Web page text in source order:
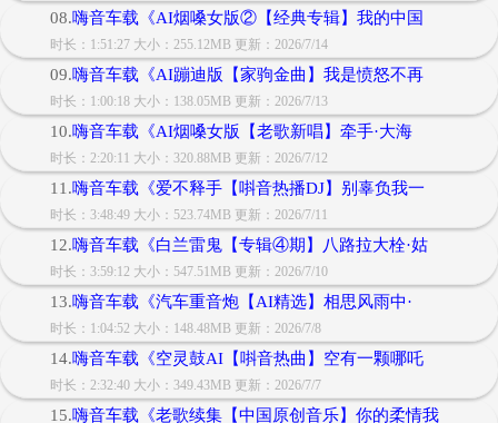
08.嗨音车载《AI烟嗓女版②【经典专辑】我的中国
时长：1:51:27 大小：255.12MB 更新：2026/7/14
09.嗨音车载《AI蹦迪版【家驹金曲】我是愤怒不再
时长：1:00:18 大小：138.05MB 更新：2026/7/13
10.嗨音车载《AI烟嗓女版【老歌新唱】牵手·大海
时长：2:20:11 大小：320.88MB 更新：2026/7/12
11.嗨音车载《爱不释手【唞音热播DJ】别辜负我一
时长：3:48:49 大小：523.74MB 更新：2026/7/11
12.嗨音车载《白兰雷鬼【专辑④期】八路拉大栓·姑
时长：3:59:12 大小：547.51MB 更新：2026/7/10
13.嗨音车载《汽车重音炮【AI精选】相思风雨中·
时长：1:04:52 大小：148.48MB 更新：2026/7/8
14.嗨音车载《空灵鼓AI【唞音热曲】空有一颗哪吒
时长：2:32:40 大小：349.43MB 更新：2026/7/7
15.嗨音车载《老歌续集【中国原创音乐】你的柔情我